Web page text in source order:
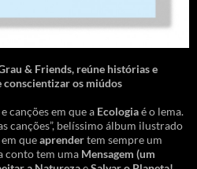
& Friends, reúne histórias e
conscientizar os miúdos
canções em que a Ecologiaé o lema.
canções”, belíssimo álbum ilustrado
queaprendertem sempre um
conto tem uma Mensagem (um